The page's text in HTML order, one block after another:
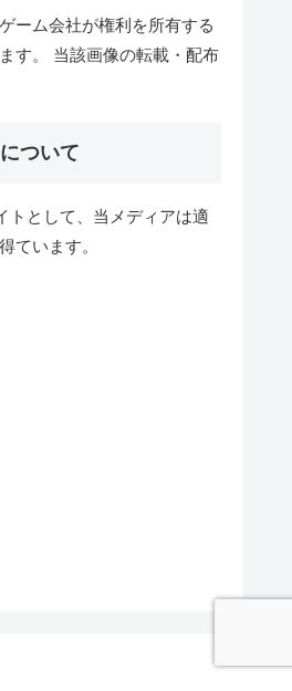
ーム会社が権利を所有する
す。 当該画像の転載・配布
ついて
トとして、当メディアは適
ています。